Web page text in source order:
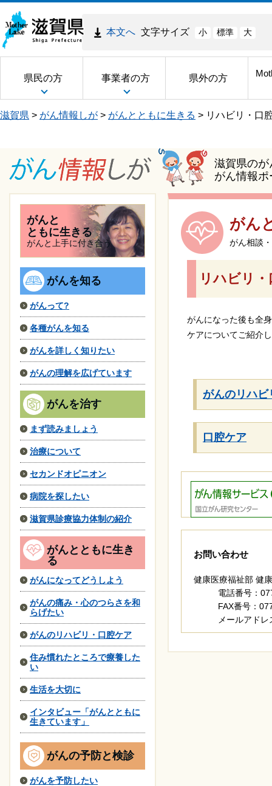
本文へ 文字サイズ 小 標準 大
県民の方 事業者の方 県外の方
滋賀県 > がん情報しが > がんとともに生きる > リハビリ・口
滋賀県の
がん情報
がんと
ともに生きる
がんと上手に付き合う
がんを知る
がんって?
各種がんを知る
がんを詳しく知りたい
がんの理解を広げています
がんを治す
まず読みましょう
治療について
セカンドオピニオン
病院を探したい
滋賀県診療協力体制の紹介
がんとともに生き
る
がんになってどうしよう
がんの痛み・心のつらさを和
らげたい
がんのリハビリ・口腔ケア
住み慣れたところで療養した
い
生活を大切に
インタビュー「がんとともに
生きています」
がんの予防と検診
がんを予防したい
がん
がん相談
リハビリ
がんになった後も全
ケアについてご紹介
がんのリハ
口腔ケア
お問い合わせ
健康医療福祉部 健
電話番号：
FAX番号：
メールアドレ